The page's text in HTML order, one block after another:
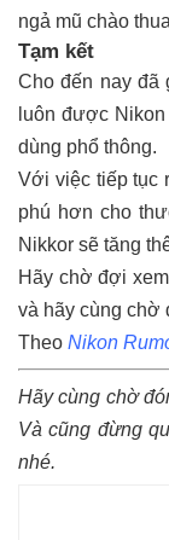
ngả mũ chào
Tạm kết
Cho đến nay đã
luôn được
dùng phổ thông.
Với việc tiếp tục
phú hơn cho
Nikkor sẽ tăng
Hãy chờ đợi
và hãy cùng chờ
Theo Nikon
Hãy cùng chờ
Và cũng đừng
nhé.